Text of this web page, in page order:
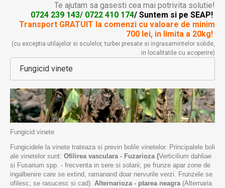
Te ajutam sa gasesti cea mai potrivita solutie!
0724 239 143/ 0722 410 174/ Suntem si pe SEAP!
Transport GRATUIT la comenzi cu valoare de minim
700 lei, in limita a 20kg!
(cu exceptia utilajelor si sculelor, turbei presate si ingrasamintelor solide,
in localitatile cu acoperire)
Fungicid vinete
Fungicid vinete
Fungicidele la vinete trateaza si previn bolile vinetelor. Principalele boli
ale vinetelor sunt: Ofilirea vasculara - Fuzarioza (Verticilium dahliae
si Fusarium spp. - frecventa in sere si solarii; pe frunze apar zone de
ingalbenire care se extind, ramanand doar nervurile verzi. Frunzele se
ofilesc, se rasucesc si cad). Alternarioza - ptarea neagra(Alternaria